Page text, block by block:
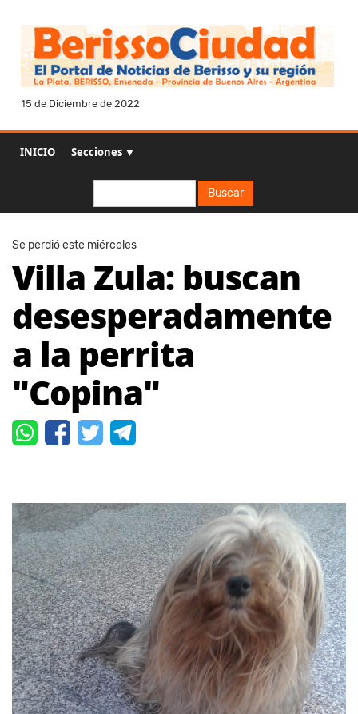
15 de Diciembre de 2022
INICIO Secciones ▼
Buscar
Se perdió este miércoles
Villa Zula: buscan
desesperadamente
a la perrita
"Copina"